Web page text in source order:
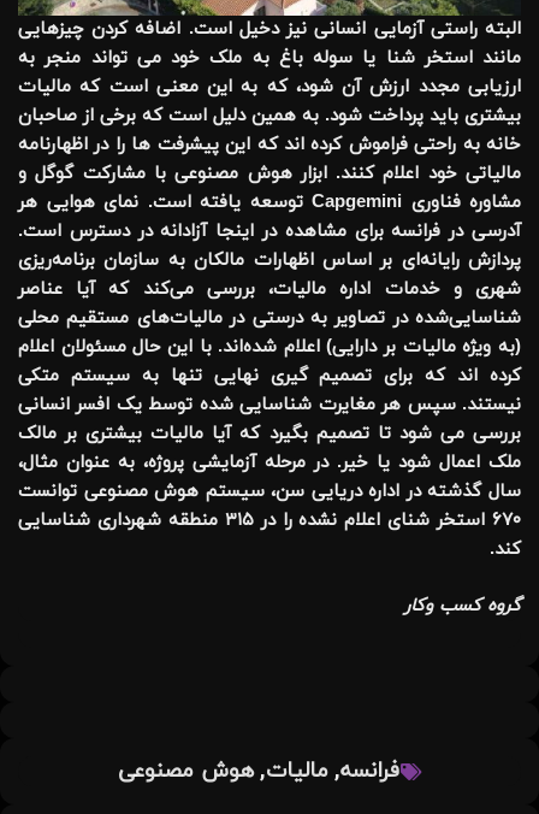
البته راستی آزمایی انسانی نیز دخیل است. اضافه کردن چیزهایی
مانند استخر شنا یا سوله باغ به ملک خود می تواند منجر به
ارزیابی مجدد ارزش آن شود، که به این معنی است که مالیات
بیشتری باید پرداخت شود. به همین دلیل است که برخی از صاحبان
خانه به راحتی فراموش کرده اند که این پیشرفت ها را در اظهارنامه
مالیاتی خود اعلام کنند. ابزار هوش مصنوعی با مشارکت گوگل و
مشاوره فناوری Capgemini توسعه یافته است. نمای هوایی هر
آدرسی در فرانسه برای مشاهده در اینجا آزادانه در دسترس است.
پردازش رایانه‌ای بر اساس اظهارات مالکان به سازمان برنامه‌ریزی
شهری و خدمات اداره مالیات، بررسی می‌کند که آیا عناصر
شناسایی‌شده در تصاویر به درستی در مالیات‌های مستقیم محلی
(به ویژه مالیات بر دارایی) اعلام شده‌اند. با این حال مسئولان اعلام
کرده اند که برای تصمیم گیری نهایی تنها به سیستم متکی
نیستند. سپس هر مغایرت شناسایی شده توسط یک افسر انسانی
بررسی می شود تا تصمیم بگیرد که آیا مالیات بیشتری بر مالک
ملک اعمال شود یا خیر. در مرحله آزمایشی پروژه، به عنوان مثال،
سال گذشته در اداره دریایی سن، سیستم هوش مصنوعی توانست
۶۷۰ استخر شنای اعلام نشده را در ۳۱۵ منطقه شهرداری شناسایی
کند.
گروه کسب وکار
فرانسه,مالیات,هوش مصنوعی